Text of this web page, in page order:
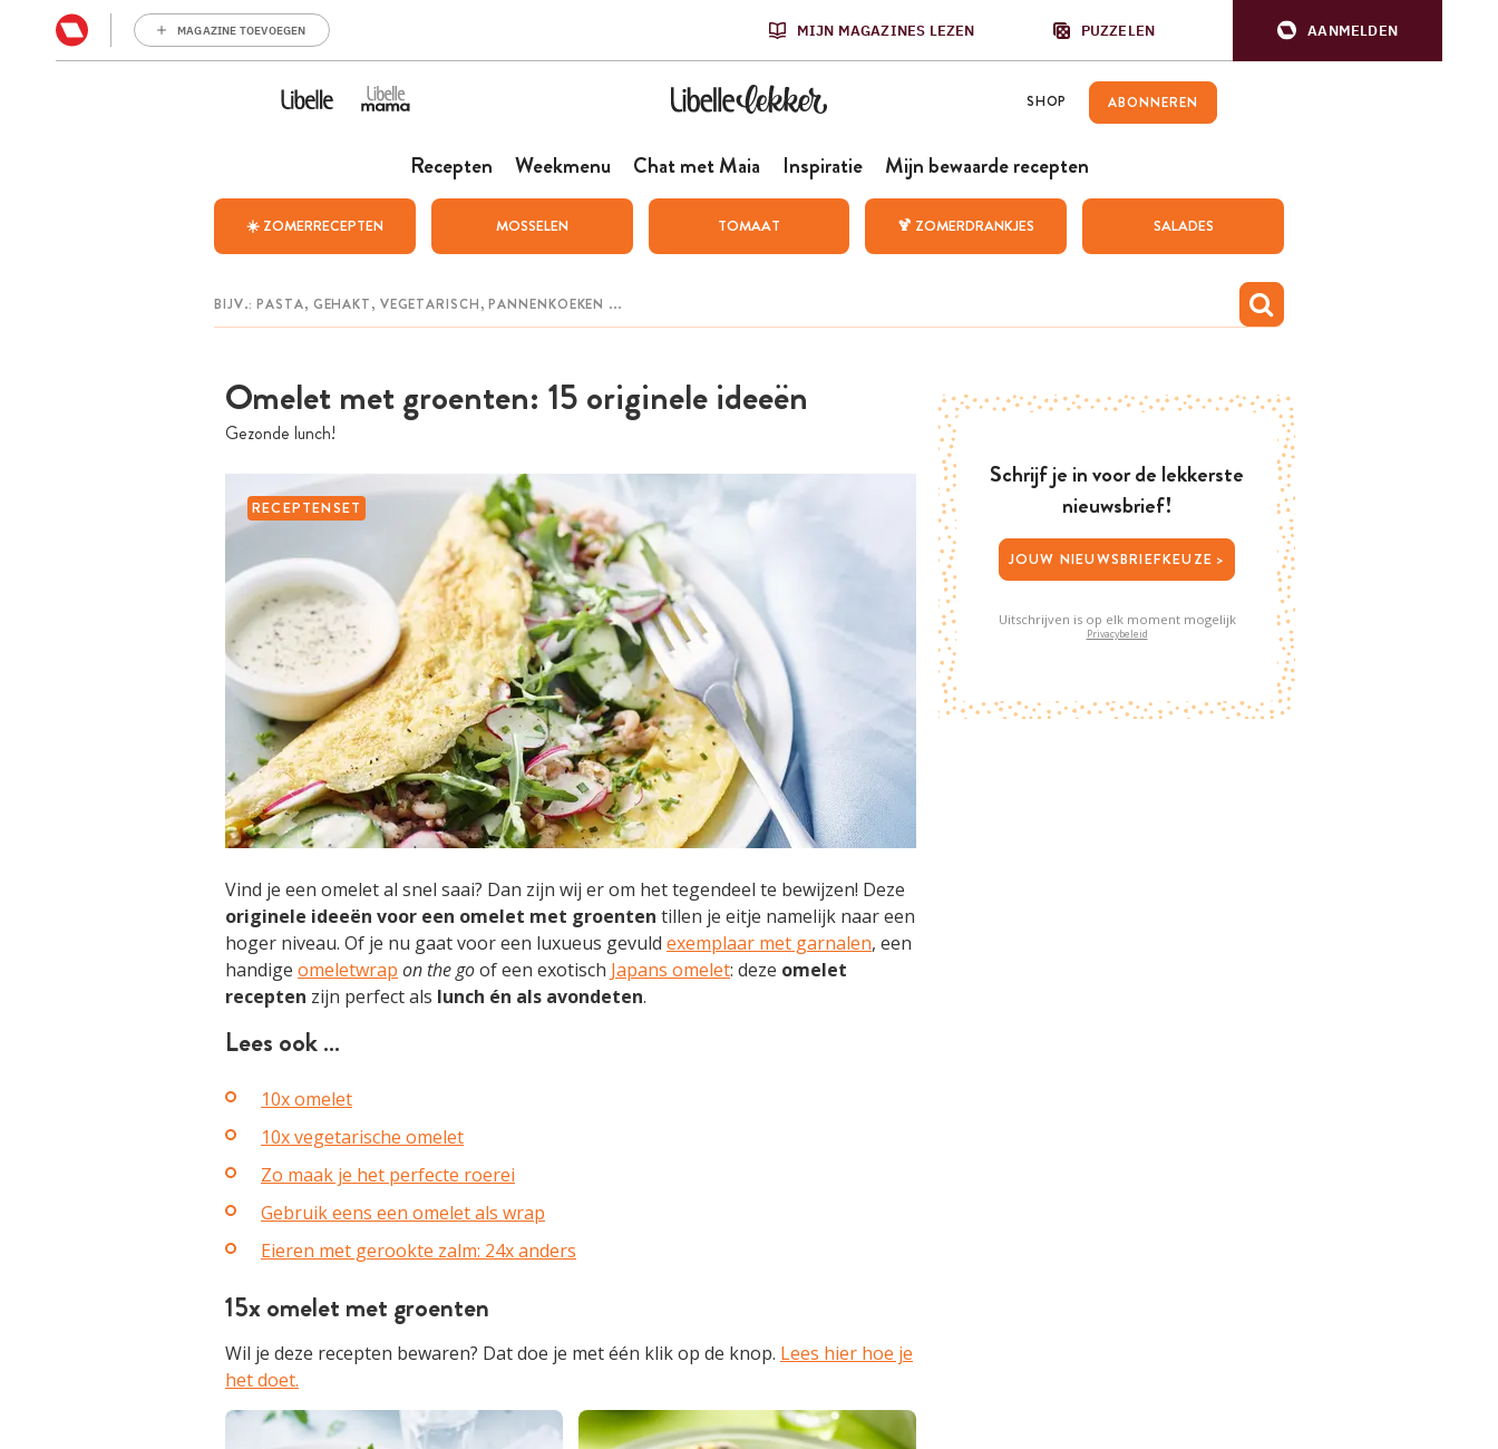
MAGAZINE TOEVOEGEN MIJN MAGAZINES LEZEN PUZZELEN AANMELDEN
SHOP ABONNEREN
Recepten Weekmenu Chat met Maia Inspiratie Mijn bewaarde recepten
☀️ ZOMERRECEPTEN MOSSELEN TOMAAT 🍹 ZOMERDRANKJES SALADES
Omelet met groenten: 15 originele ideeën
Gezonde lunch!
RECEPTENSET
Vind je een omelet al snel saai? Dan zijn wij er om het tegendeel te bewijzen! Deze
originele ideeën voor een omelet met groenten tillen je eitje namelijk naar een
hoger niveau. Of je nu gaat voor een luxueus gevuld exemplaar met garnalen, een
handige omeletwrap on the goof een exotisch Japans omelet: deze omelet
recepten zijn perfect als lunch én als avondeten.
Lees ook …
10x omelet
10x vegetarische omelet
Zo maak je het perfecte roerei
Gebruik eens een omelet als wrap
Eieren met gerookte zalm: 24x anders
15x omelet met groenten
Wil je deze recepten bewaren? Dat doe je met één klik op de knop. Lees hier hoe je
het doet.
Schrijf je in voor de lekkerste
nieuwsbrief!
JOUW NIEUWSBRIEFKEUZE >
Uitschrijven is op elk moment mogelijk
Privacybeleid